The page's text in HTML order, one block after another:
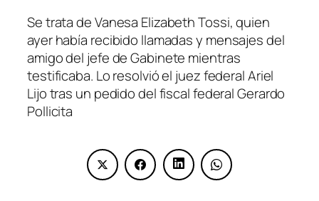
Se trata de Vanesa Elizabeth Tossi, quien
ayer había recibido llamadas y mensajes del
amigo del jefe de Gabinete mientras
testificaba. Lo resolvió el juez federal Ariel
Lijo tras un pedido del fiscal federal Gerardo
Pollicita